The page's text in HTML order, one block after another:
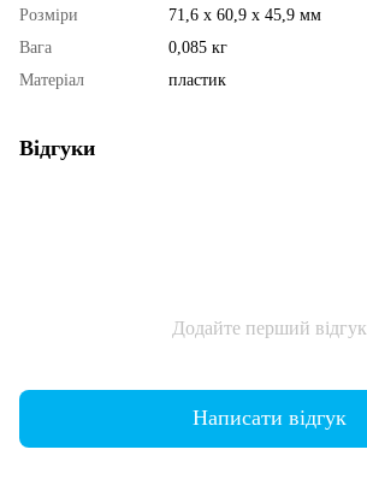
Розміри
71,6 х 60,9 х 45,9 мм
Вага
0,085 кг
Матеріал
пластик
Відгуки
Додайте перший відгук
Написати відгук